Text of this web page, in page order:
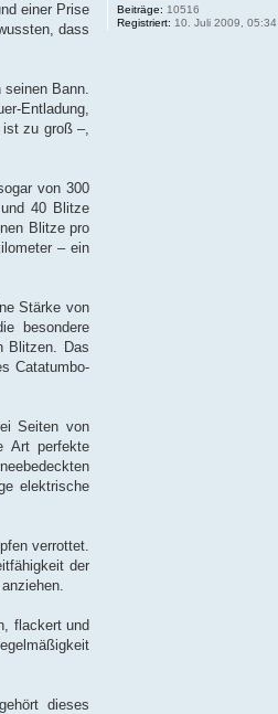
Beiträge: 10516
Registriert: 10. Juli 2009, 05:34
einer Prise
dass
seinen Bann.
Entladung,
zu groß –,
von 300
40 Blitze
Blitze pro
– ein
Stärke von
besondere
Blitzen. Das
Catatumbo-
Seiten von
Art perfekte
elektrische
verrottet.
der
flackert und
dieses